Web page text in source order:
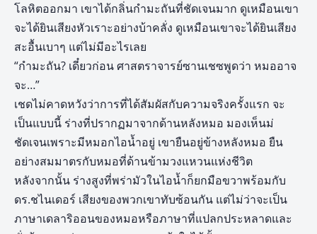
โลหิตออกมา เขาได้กลิ่นกำมะถันที่ชัดเจนมาก ดูเหมือนเขา
จะได้ยินเสียงหัวเราะอย่างบ้าคลั่ง ดูเหมือนเขาจะได้ยินเสียง
สะอื้นเบาๆ แต่ไม่มีอะไรเลย
“กำมะถัน? เดี๋ยวก่อน ศาสตราจารย์ซานเชซพูดว่า หมออาจ
จะ…”
เชดไม่คาดหวังว่าการที่ได้สัมผัสกับความจริงครั้งแรก จะ
เป็นแบบนี้ ร่างที่ปรากฏมาจากด้านหลังหมอ มองเห็นม่
ชัดเจนเพราะมีหมอกไอน้ำอยู่ เขายืนอยู่ข้างหลังหมอ ยืน
อย่างสมมาตรกับหมอที่ด้านข้ามวงแหวนแห่งชีวิต
หลังจากนั้น ร่างสูงที่พร่ามัวในไอน้ำก็ยกมือขวาพร้อมกับ
ดร.ชไนเดอร์ เสียงของพวกเขาทับซ้อนกัน แต่ไม่ว่าจะเป็น
ภาษาเดลาริออนของหมอหรือภาษาที่แปลกประหลาดและ